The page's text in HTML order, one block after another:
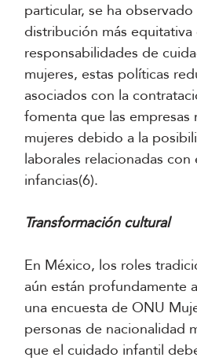
particular, se ha
distribución más equitativa
responsabilidades de
mujeres, estas políticas
asociados con la
fomenta que las empresas
mujeres debido a la
laborales relacionadas
infancias(6).
Transformación cultural
En México, los roles
aún están profundamente
una encuesta de ONU
personas de nacionalidad
que el cuidado infantil